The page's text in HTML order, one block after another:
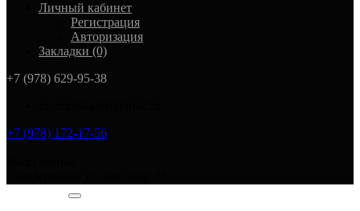
Личный кабинет
Регистрация
Авторизация
Закладки (0)
+7 (978) 629-95-38
+7 (978) 172-17-56